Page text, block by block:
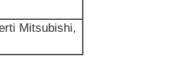
Mitsubishi,